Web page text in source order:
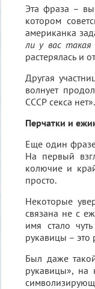
Эта фраза –
котором
американка
ли у вас такая
растерялась и
Другая
волнует
СССР секса нет».
Перчатки и
Еще один
На первый
колючие и
просто.
Некоторые
связана не с
имя стало
рукавицы – это
Был даже
рукавицы», на